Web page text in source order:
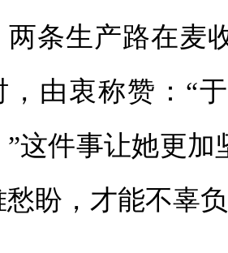
两条生产路在麦
，由衷称赞：“
”这件事让她更
愁盼，才能不辜